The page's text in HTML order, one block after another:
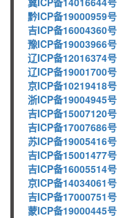
黔ICP备19000959号
吉ICP备16004360号
豫ICP备19003966号
辽ICP备12016374号
辽ICP备19001700号
京ICP备10219418号
浙ICP备19004945号
吉ICP备15007120号
吉ICP备17007686号
苏ICP备19005416号
吉ICP备15001477号
吉ICP备16005514号
京ICP备14034061号
吉ICP备17000751号
蒙ICP备19000445号